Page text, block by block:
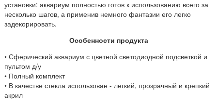
установки: аквариум полностью готов к использованию всего за
несколько шагов, а применив немного фантазии его легко
задекорировать.
Особенности продукта
• Сферический аквариум с цветной светодиодной подсветкой и
пультом д/у
• Полный комплект
• В качестве стекла использован - легкий, прозрачный и крепкий
акрил